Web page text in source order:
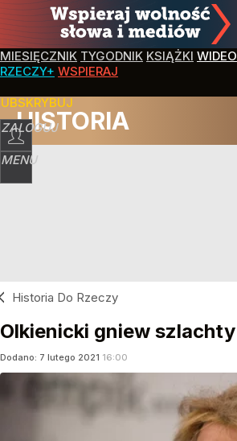
MIESIĘCZNIK TYGODNIK KSIĄŻKI WIDEO
RZECZY+ WSPIERAJ
ZALOGUJ
MENU
HISTORIA
Historia Do Rzeczy
Olkienicki gniew szlachty
Dodano: 7 lutego 2021 16:00